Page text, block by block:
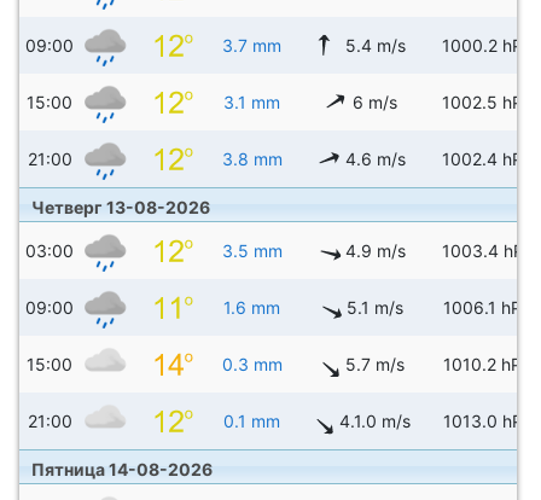
09:00 3.7 mm 5.4 m/s 1000.2 hPa
15:00 3.1 mm 6 m/s 1002.5 hPa
21:00 3.8 mm 4.6 m/s 1002.4 hPa
Четверг 13-08-2026
03:00 3.5 mm 4.9 m/s 1003.4 hPa
09:00 1.6 mm 5.1 m/s 1006.1 hPa
15:00 0.3 mm 5.7 m/s 1010.2 hPa
21:00 0.1 mm 4.1.0 m/s 1013.0 hPa
Пятница 14-08-2026